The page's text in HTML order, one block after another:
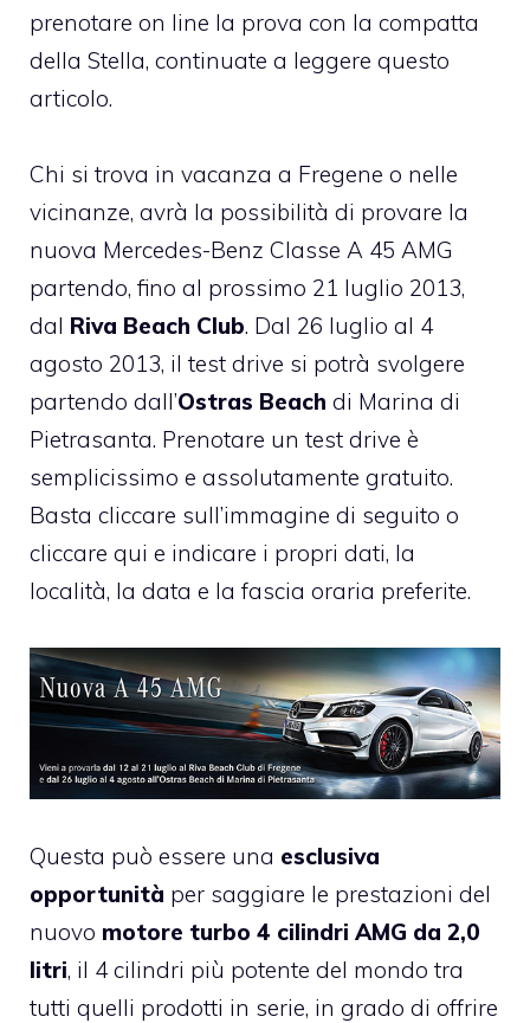
prenotare on line la prova con la compatta
della Stella, continuate a leggere questo
articolo.
Chi si trova in vacanza a Fregene o nelle
vicinanze, avrà la possibilità di provare la
nuova Mercedes-Benz Classe A 45 AMG
partendo, fino al prossimo 21 luglio 2013,
dal Riva Beach Club. Dal 26 luglio al 4
agosto 2013, il test drive si potrà svolgere
partendo dall’Ostras Beach di Marina di
Pietrasanta. Prenotare un test drive è
semplicissimo e assolutamente gratuito.
Basta cliccare sull’immagine di seguito o
cliccare qui e indicare i propri dati, la
località, la data e la fascia oraria preferite.
Questa può essere una esclusiva
opportunità per saggiare le prestazioni del
nuovo motore turbo 4 cilindri AMG da 2,0
litri, il 4 cilindri più potente del mondo tra
tutti quelli prodotti in serie, in grado di offrire